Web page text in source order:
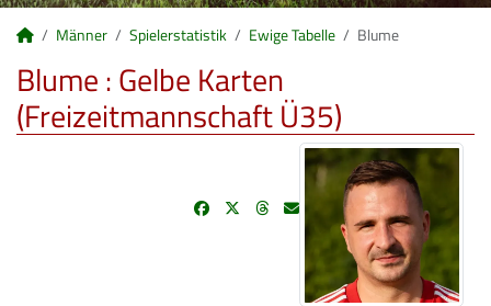
Männer Spielerstatistik Ewige Tabelle Blume
Blume : Gelbe Karten
(Freizeitmannschaft Ü35)